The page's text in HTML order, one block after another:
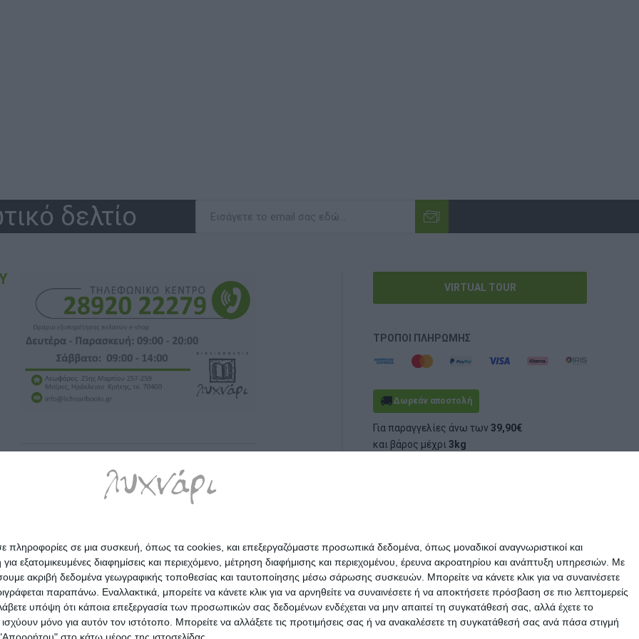
πληροφορίες σε μια συσκευή, όπως τα cookies, και επεξεργαζόμαστε προσωπικά δεδομένα, όπως μοναδικοί αναγνωριστικοί και
διαφημίσεις και περιεχόμενο, μέτρηση διαφήμισης και περιεχομένου, έρευνα ακροατηρίου και ανάπτυξη υπηρεσιών. Με
ακριβή δεδομένα γεωγραφικής τοποθεσίας και ταυτοποίησης μέσω σάρωσης συσκευών. Μπορείτε να κάνετε κλικ για να συναινέσετε
παραπάνω. Εναλλακτικά, μπορείτε να κάνετε κλικ για να αρνηθείτε να συναινέσετε ή να αποκτήσετε πρόσβαση σε πιο λεπτομερείς
υπόψη ότι κάποια επεξεργασία των προσωπικών σας δεδομένων ενδέχεται να μην απαιτεί τη συγκατάθεσή σας, αλλά έχετε το
μόνο για αυτόν τον ιστότοπο. Μπορείτε να αλλάξετε τις προτιμήσεις σας ή να ανακαλέσετε τη συγκατάθεσή σας ανά πάσα στιγμή
δελτίο
VIRTUAL TOUR
ΤΡΌΠΟΙ ΠΛΗΡΩΜΉΣ
🚚Δωρεάν αποστολή
Για παραγγελίες άνω των39,90€
και βάρος μέχρι3kg